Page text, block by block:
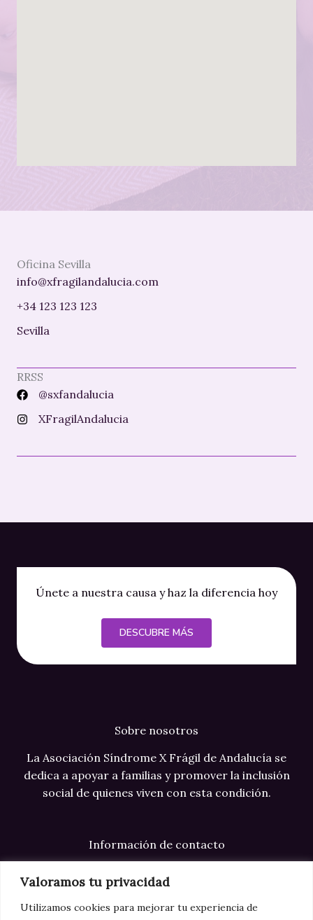
Valoramos tu privacidad
Utilizamos cookies para mejorar tu experiencia de
Oficina Sevilla
info@xfragilandalucia.com
+34 123 123 123
Sevilla
RRSS
@sxfandalucia
XFragilAndalucia
Únete a nuestra causa y haz la diferencia hoy
DESCUBRE MÁS
Sobre nosotros
La Asociación Síndrome X Frágil de Andalucía se
dedica a apoyar a familias y promover la inclusión
social de quienes viven con esta condición.
Información de contacto
Correo electrónico: info@xfragilandalucia.com
Teléfono: +34 123 123 123